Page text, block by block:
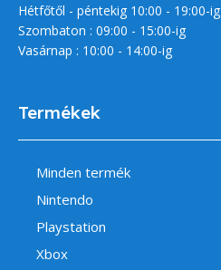
Hétfőtől - péntekig 10:00 - 19:00-ig
Szombaton : 09:00 - 15:00-ig
Vasárnap : 10:00 - 14:00-ig
Termékek
Minden termék
Nintendo
Playstation
Xbox